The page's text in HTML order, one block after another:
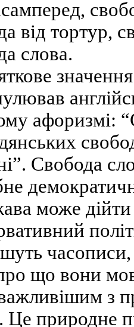
від тортур,
слова.
афоризмі:
Свобода
може
часописи,
що вони
з
Це природне